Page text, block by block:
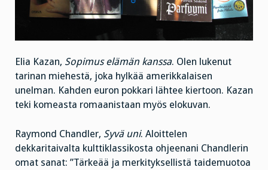
Elia Kazan, Sopimus elämän kanssa. Olen lukenut
tarinan miehestä, joka hylkää amerikkalaisen
unelman. Kahden euron pokkari lähtee kiertoon. Kazan
teki komeasta romaanistaan myös elokuvan.
Raymond Chandler, Syvä uni. Aloittelen
dekkaritaivalta kulttiklassikosta ohjeenani Chandlerin
omat sanat: ”Tärkeää ja merkityksellistä taidemuotoa